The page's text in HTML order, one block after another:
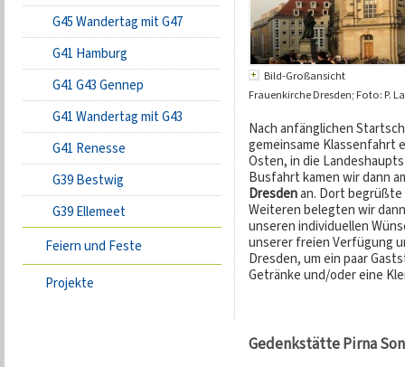
G45 Wandertag mit G47
G41 Hamburg
G41 G43 Gennep
G41 Wandertag mit G43
G41 Renesse
G39 Bestwig
G39 Ellemeet
Feiern und Feste
Projekte
Bild-Großansicht
Frauenkirche Dresden; Foto: P.
Nach anfänglichen
gemeinsame Klassenfahrt
Osten, in die
Busfahrt kamen wir dann
Dresdenan. Dort
Weiteren belegten wir
unseren individuellen
unserer freien Verfügung
Dresden, um ein paar
Getränke und/oder eine
Gedenkstätte Pirna